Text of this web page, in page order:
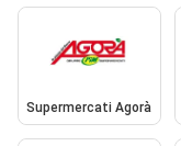
Supermercati Agorà